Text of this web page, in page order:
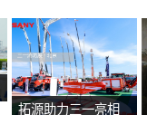
拓源助力三一亮相